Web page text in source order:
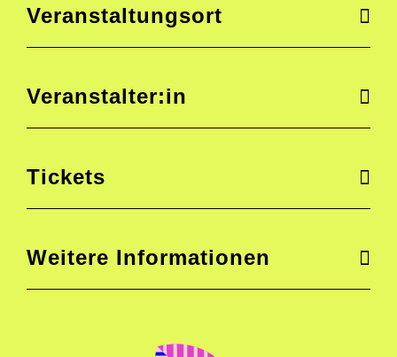
Veranstaltungsort
Veranstalter:in
Tickets
Weitere Informationen